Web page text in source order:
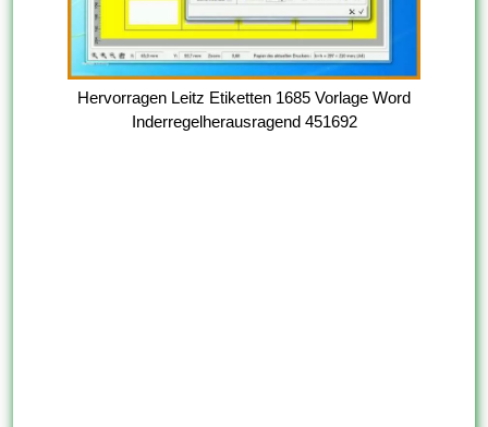
Hervorragen Leitz Etiketten 1685 Vorlage Word
Inderregelherausragend 451692